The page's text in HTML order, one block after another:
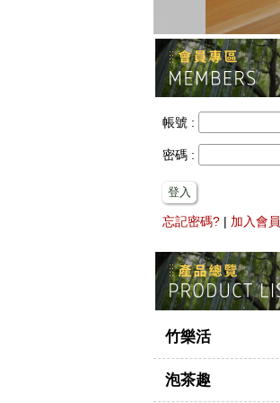
帳號 :
密碼 :
登入
忘記密碼? | 加入會員
竹樂活
泡茶趣